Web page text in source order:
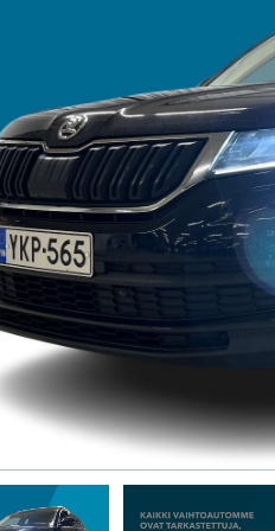
Markkinointi & viestintä